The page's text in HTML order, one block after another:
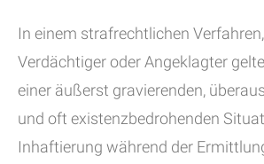
In einem strafrechtlichen
Verdächtiger oder Angeklagter
einer äußerst gravierenden,
und oft existenzbedrohenden
Inhaftierung während der